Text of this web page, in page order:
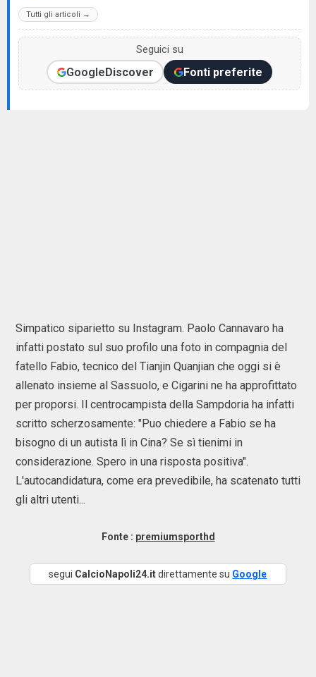
Tutti gli articoli →
Seguici su
GoogleDiscover Fonti preferite
Simpatico siparietto su Instagram. Paolo Cannavaro ha
infatti postato sul suo profilo una foto in compagnia del
fatello Fabio, tecnico del Tianjin Quanjian che oggi si è
allenato insieme al Sassuolo, e Cigarini ne ha approfittato
per proporsi. Il centrocampista della Sampdoria ha infatti
scritto scherzosamente: "Puo chiedere a Fabio se ha
bisogno di un autista lì in Cina? Se sì tienimi in
considerazione. Spero in una risposta positiva".
L'autocandidatura, come era prevedibile, ha scatenato tutti
gli altri utenti...
Fonte : premiumsporthd
segui CalcioNapoli24.itdirettamente su Google